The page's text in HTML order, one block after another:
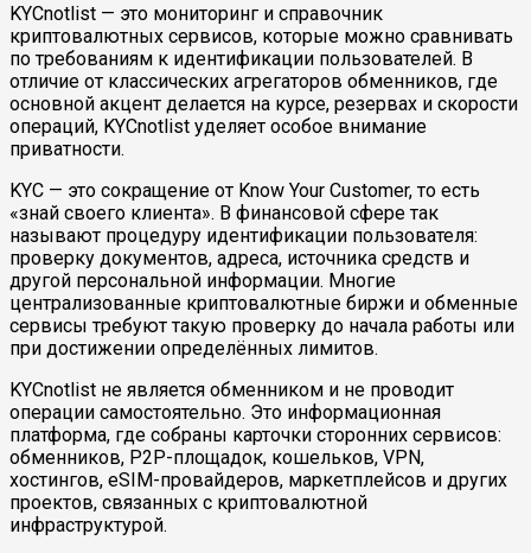
KYCnotlist — это мониторинг и справочник
криптовалютных сервисов, которые можно сравнивать
по требованиям к идентификации пользователей. В
отличие от классических агрегаторов обменников, где
основной акцент делается на курсе, резервах и скорости
операций, KYCnotlist уделяет особое внимание
приватности.
KYC — это сокращение от Know Your Customer, то есть
«знай своего клиента». В финансовой сфере так
называют процедуру идентификации пользователя:
проверку документов, адреса, источника средств и
другой персональной информации. Многие
централизованные криптовалютные биржи и обменные
сервисы требуют такую проверку до начала работы или
при достижении определённых лимитов.
KYCnotlist не является обменником и не проводит
операции самостоятельно. Это информационная
платформа, где собраны карточки сторонних сервисов:
обменников, P2P-площадок, кошельков, VPN,
хостингов, eSIM-провайдеров, маркетплейсов и других
проектов, связанных с криптовалютной
инфраструктурой.